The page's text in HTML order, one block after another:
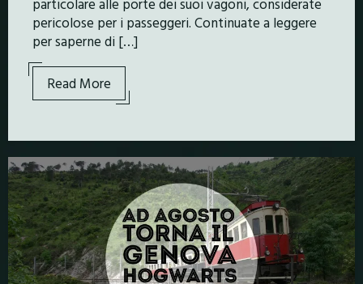
pericolose per i passeggeri. Continuate a leggere
per saperne di […]
Read More